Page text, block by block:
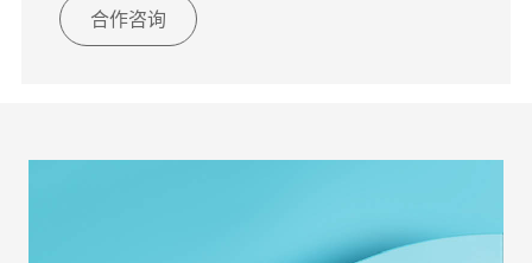
合作咨询